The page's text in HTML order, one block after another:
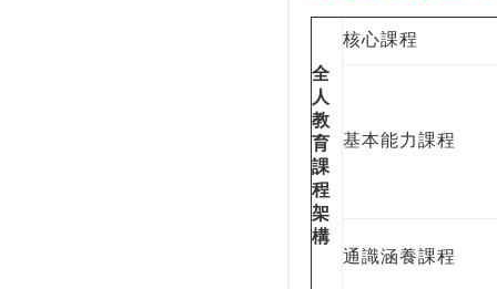
全
人
教
育
課
程
架
構
核心課程
基本能力課程
通識涵養課程